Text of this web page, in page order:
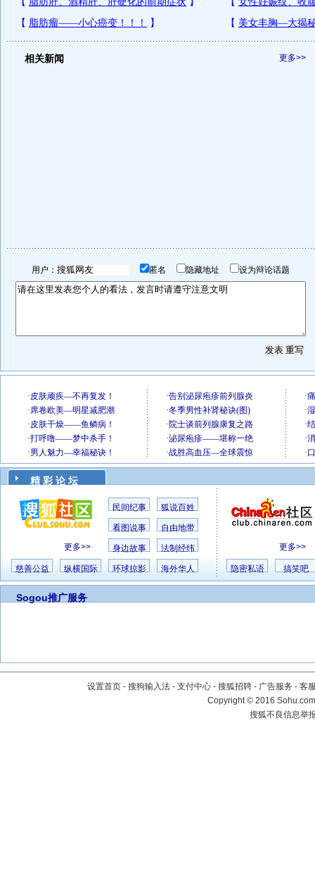
更多>>
相关新闻
用户： 匿名 隐藏地址 设为辩论话题
精 彩 论 坛
更多>>
民间纪事 狐说百姓
看图说事 自由地带
身边故事 法制经纬
慈善公益 纵横国际 环球掠影 海外华人
更多>>
隐密私语 搞笑吧
Sogou推广服务
设置首页 - 搜狗输入法 - 支付中心 - 搜狐招聘 - 广告服务 - 客
Copyright©2016
搜狐不良信息举